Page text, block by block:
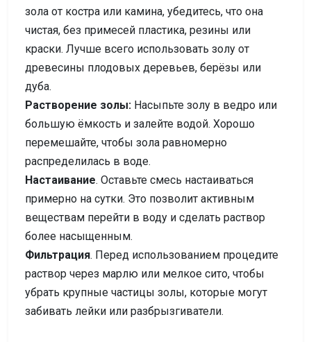
зола от костра или камина, убедитесь, что она
чистая, без примесей пластика, резины или
краски. Лучше всего использовать золу от
древесины плодовых деревьев, берёзы или
дуба.
Растворение золы: Насыпьте золу в ведро или
большую ёмкость и залейте водой. Хорошо
перемешайте, чтобы зола равномерно
распределилась в воде.
Настаивание. Оставьте смесь настаиваться
примерно на сутки. Это позволит активным
веществам перейти в воду и сделать раствор
более насыщенным.
Фильтрация. Перед использованием процедите
раствор через марлю или мелкое сито, чтобы
убрать крупные частицы золы, которые могут
забивать лейки или разбрызгиватели.